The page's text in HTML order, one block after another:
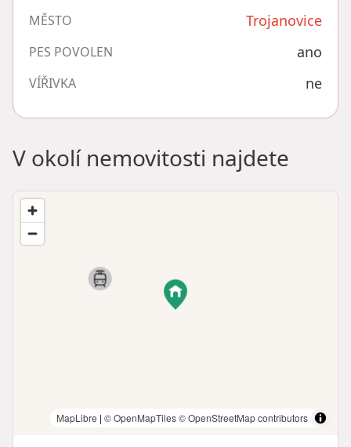
MĚSTO Trojanovice
PES POVOLEN ano
VÍŘIVKA ne
V okolí nemovitosti najdete
MapLibre | © OpenMapTiles© OpenStreetMap contributors